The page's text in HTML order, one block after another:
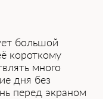
большой
коротк͏ому͏
͏много
дня без
͏перед экраном